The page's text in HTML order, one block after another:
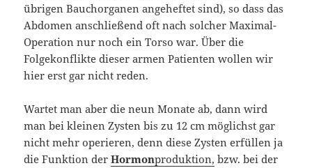
übrigen Bauchorganen angeheftet sind), so dass das
Abdomen anschließend oft nach solcher Maximal-
Operation nur noch ein Torso war. Über die
Folgekonflikte dieser armen Patienten wollen wir
hier erst gar nicht reden.
Wartet man aber die neun Monate ab, dann wird
man bei kleinen Zysten bis zu 12 cm möglichst gar
nicht mehr operieren, denn diese Zysten erfüllen ja
die Funktion derHormonproduktion, bzw. bei der